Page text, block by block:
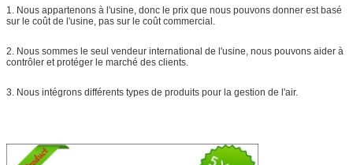
1. Nous appartenons à l'usine, donc le prix que nous pouvons donner est basé
sur le coût de l'usine, pas sur le coût commercial.
2. Nous sommes le seul vendeur international de l'usine, nous pouvons aider à
contrôler et protéger le marché des clients.
3. Nous intégrons différents types de produits pour la gestion de l'air.